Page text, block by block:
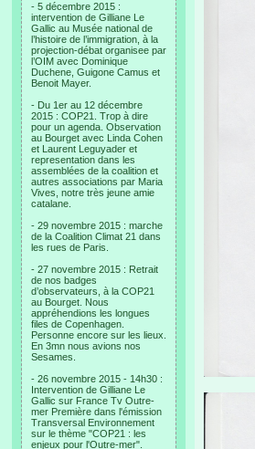
- 5 décembre 2015 :
intervention de Gilliane Le
Gallic au Musée national de
l’histoire de l’immigration, à la
projection-débat organisee par
l’OIM avec Dominique
Duchene, Guigone Camus et
Benoit Mayer.
- Du 1er au 12 décembre
2015 : COP21. Trop à dire
pour un agenda. Observation
au Bourget avec Linda Cohen
et Laurent Leguyader et
representation dans les
assemblées de la coalition et
autres associations par Maria
Vives, notre très jeune amie
catalane.
- 29 novembre 2015 : marche
de la Coalition Climat 21 dans
les rues de Paris.
- 27 novembre 2015 : Retrait
de nos badges
d’observateurs, à la COP21
au Bourget. Nous
appréhendions les longues
files de Copenhagen.
Personne encore sur les lieux.
En 3mn nous avions nos
Sesames.
- 26 novembre 2015 - 14h30 :
Intervention de Gilliane Le
Gallic sur France Tv Outre-
mer Première dans l'émission
Transversal Environnement
sur le thème "COP21 : les
enjeux pour l'Outre-mer".